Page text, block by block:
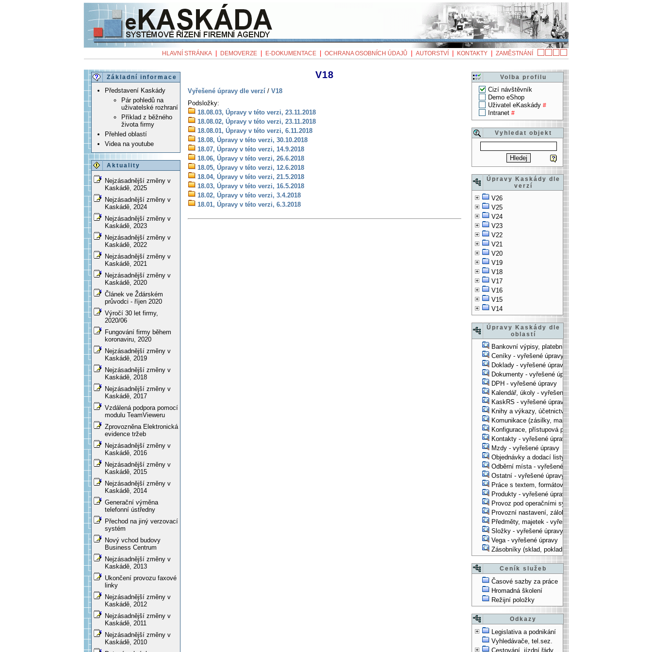
HLAVNÍ STRÁNKA DEMOVERZE E-DOKUMENTACE OCHRANA OSOBNÍCH ÚDAJŮ AUTORSTVÍ KONTAKTY ZAMĚSTNÁNÍ
Základní informace
Představení Kaskády
Pár pohledů na
uživatelské rozhraní
Příklad z běžného
života firmy
Přehled oblastí
Videa na youtube
Aktuality
Nejzásadnější změny v
Kaskádě, 2025
Nejzásadnější změny v
Kaskádě, 2024
Nejzásadnější změny v
Kaskádě, 2023
Nejzásadnější změny v
Kaskádě, 2022
Nejzásadnější změny v
Kaskádě, 2021
Nejzásadnější změny v
Kaskádě, 2020
Článek ve Ždárském
průvodci - říjen 2020
Výročí 30 let firmy,
2020/06
Fungování firmy během
koronaviru, 2020
Nejzásadnější změny v
Kaskádě, 2019
Nejzásadnější změny v
Kaskádě, 2018
Nejzásadnější změny v
Kaskádě, 2017
Vzdálená podpora pomocí
modulu TeamVieweru
Zprovozněna Elektronická
evidence tržeb
Nejzásadnější změny v
Kaskádě, 2016
Nejzásadnější změny v
Kaskádě, 2015
Nejzásadnější změny v
Kaskádě, 2014
Generační výměna
telefonní ústředny
Přechod na jiný verzovací
systém
Nový vchod budovy
Business Centrum
Nejzásadnější změny v
Kaskádě, 2013
Ukončení provozu faxové
linky
Nejzásadnější změny v
Kaskádě, 2012
Nejzásadnější změny v
Kaskádě, 2011
Nejzásadnější změny v
Kaskádě, 2010
Volba profilu
Cizí návštěvník
Demo eShop
Uživatel eKaskády #
Intranet #
Vyhledat objekt
Úpravy Kaskády dle
verzí
V26
V25
V24
V23
V22
V21
V20
V19
V18
V17
V16
V15
V14
Úpravy Kaskády dle
oblastí
Bankovní výpisy, platební příkazy - vyřešené úpravy
Ceníky - vyřešené úpravy
Doklady - vyřešené úpravy
Dokumenty - vyřešené úpravy
DPH - vyřešené úpravy
Kalendář, úkoly - vyřešené úpravy
KaskRS - vyřešené úpravy
Knihy a výkazy, účetnictví - vyřešené úpravy
Komunikace (zásilky, mail-systém, ...) - vyřešené úpravy
Konfigurace, přístupová práva, ... - vyřešené úpravy
Kontakty - vyřešené úpravy
Mzdy - vyřešené úpravy
Objednávky a dodací listy - vyřešené úpravy
Odběrní místa - vyřešené úpravy
Ostatní - vyřešené úpravy
Práce s textem, formátování, ... - vyřešené úpravy
Produkty - vyřešené úpravy
Provoz pod operačními systémy, technologické věci -
Provozní nastavení, zálohování, instalace, ... -
Předměty, majetek - vyřešené úpravy
Složky - vyřešené úpravy
Vega - vyřešené úpravy
Zásobníky (sklad, pokladna, bank. účet) - vyřešené
Ceník služeb
Časové sazby za práce
Hromadná školení
Režijní položky
Odkazy
Legislativa a podnikání
Vyhledávače, tel.sez.
Cestování, jízdní řády
V18
Vyřešené úpravy dle verzí / V18
Podsložky:
18.08.03, Úpravy v této verzi, 23.11.2018
18.08.02, Úpravy v této verzi, 23.11.2018
18.08.01, Úpravy v této verzi, 6.11.2018
18.08, Úpravy v této verzi, 30.10.2018
18.07, Úpravy v této verzi, 14.9.2018
18.06, Úpravy v této verzi, 26.6.2018
18.05, Úpravy v této verzi, 12.6.2018
18.04, Úpravy v této verzi, 21.5.2018
18.03, Úpravy v této verzi, 16.5.2018
18.02, Úpravy v této verzi, 3.4.2018
18.01, Úpravy v této verzi, 6.3.2018